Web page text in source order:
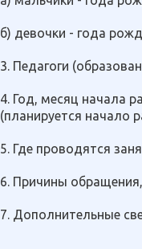
б) девочки - года
3. Педагоги
4. Год, месяц начала
(планируется начало
5. Где проводятся
6. Причины
7. Дополнительные